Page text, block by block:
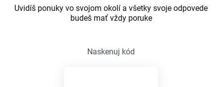
Uvidíš ponuky vo svojom okolí a všetky svoje odpovede
budeš mať vždy poruke
Naskenuj kód